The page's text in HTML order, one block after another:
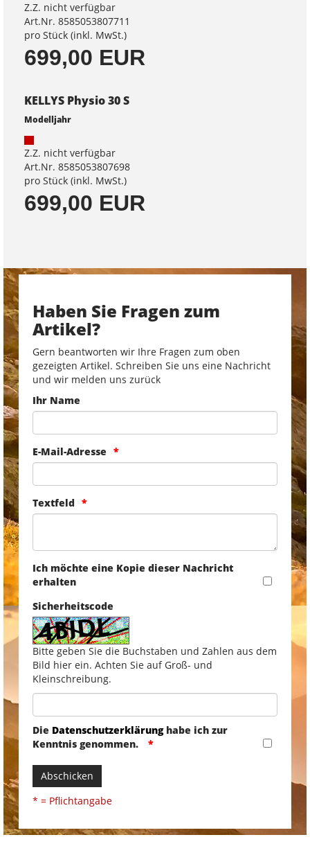
Z.Z. nicht verfügbar
Art.Nr. 8585053807711
pro Stück (inkl. MwSt.)
699,00 EUR
KELLYS Physio 30 S
Modelljahr
Z.Z. nicht verfügbar
Art.Nr. 8585053807698
pro Stück (inkl. MwSt.)
699,00 EUR
Haben Sie Fragen zum
Artikel?
Gern beantworten wir Ihre Fragen zum oben
gezeigten Artikel. Schreiben Sie uns eine Nachricht
und wir melden uns zurück
Ihr Name
E-Mail-Adresse
Textfeld
Ich möchte eine Kopie dieser Nachricht
erhalten
Sicherheitscode
Bitte geben Sie die Buchstaben und Zahlen aus dem
Bild hier ein. Achten Sie auf Groß- und
Kleinschreibung.
Die Datenschutzerklärunghabe ich zur
Kenntnis genommen.
Abschicken
* = Pflichtangabe